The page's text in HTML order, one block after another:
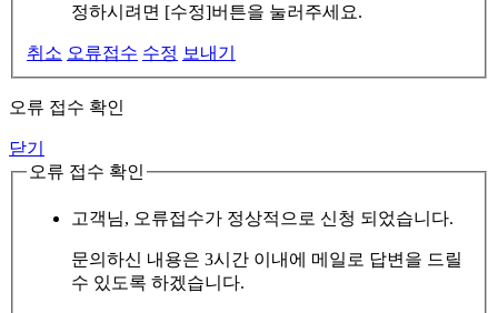
정하시려면 [수정]버튼을 눌러주세요.
취소 오류접수 수정 보내기
오류 접수 확인
닫기
오류 접수 확인
고객님, 오류접수가 정상적으로 신청 되었습니다.
문의하신 내용은 3시간 이내에 메일로 답변을 드릴
수 있도록 하겠습니다.